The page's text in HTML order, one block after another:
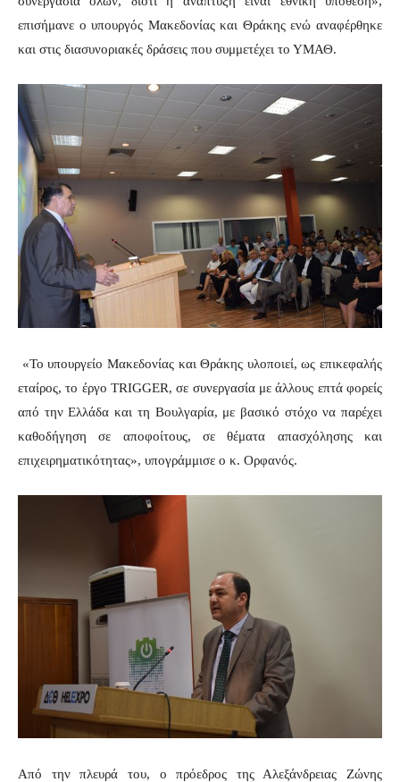
επισήμανε ο υπουργός Μακεδονίας και Θράκης ενώ αναφέρθηκε
και στις διασυνοριακές δράσεις που συμμετέχει το ΥΜΑΘ.
«Το υπουργείο Μακεδονίας και Θράκης υλοποιεί, ως επικεφαλής
εταίρος, το έργο TRIGGER, σε συνεργασία με άλλους επτά φορείς
από την Ελλάδα και τη Βουλγαρία, με βασικό στόχο να παρέχει
καθοδήγηση σε αποφοίτους, σε θέματα απασχόλησης και
επιχειρηματικότητας», υπογράμμισε ο κ. Ορφανός.
Από την πλευρά του, ο πρόεδρος της Αλεξάνδρειας Ζώνης